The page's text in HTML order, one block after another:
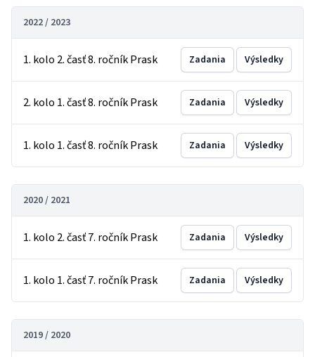
2022 / 2023
1. kolo 2. časť 8. ročník Prask Zadania Výsledky
2. kolo 1. časť 8. ročník Prask Zadania Výsledky
1. kolo 1. časť 8. ročník Prask Zadania Výsledky
2020 / 2021
1. kolo 2. časť 7. ročník Prask Zadania Výsledky
1. kolo 1. časť 7. ročník Prask Zadania Výsledky
2019 / 2020